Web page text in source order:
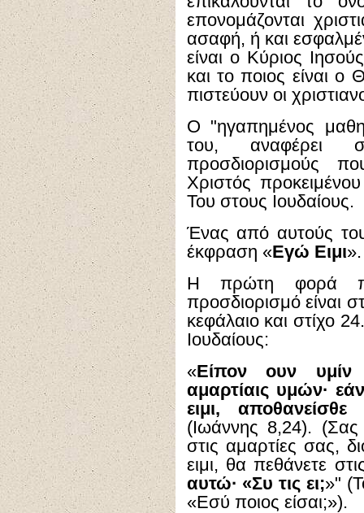
επονομάζονται
ασαφή, ή και
είναι ο Κύριος
και το ποιος είναι ο
πιστεύουν οι
Ο "ηγαπημένος
του, αναφέρει
προσδιορισμούς
Χριστός
Του στους Ιουδαίους.
Ένας από αυτούς
έκφραση «Εγώ Ειμι».
Η πρώτη φορά
προσδιορισμό είναι
κεφάλαιο και στίχο
Ιουδαίους:
«Είπον ουν υμίν
αμαρτίαις υμών·
ειμι,
(Ιωάννης 8,24). (Σας
στις αμαρτίες σας,
ειμι, θα πεθάνετε
αυτώ· «Συ τις ει;»"
«Εσύ ποιος είσαι;»).